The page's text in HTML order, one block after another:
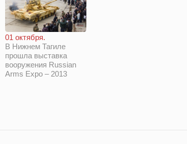
01 октября.
В Нижнем Тагиле
прошла выставка
вооружения Russian
Arms Expo – 2013